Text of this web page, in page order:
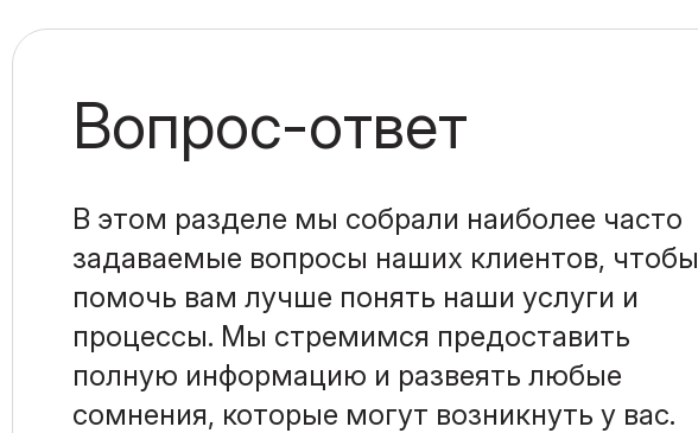
Вопрос-ответ
В этом разделе мы собрали наиболее часто
задаваемые вопросы наших клиентов, чтобы
помочь вам лучше понять наши услуги и
процессы. Мы стремимся предоставить
полную информацию и развеять любые
сомнения, которые могут возникнуть у вас.